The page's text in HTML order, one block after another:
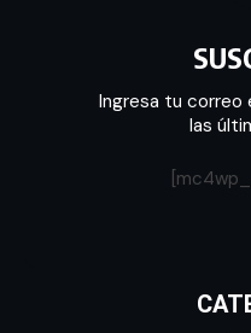
Ingresa tu correo
las